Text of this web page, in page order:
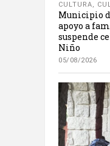
CULTURA,
Municipio
apoyo a
suspende
Niño
05/08/2026